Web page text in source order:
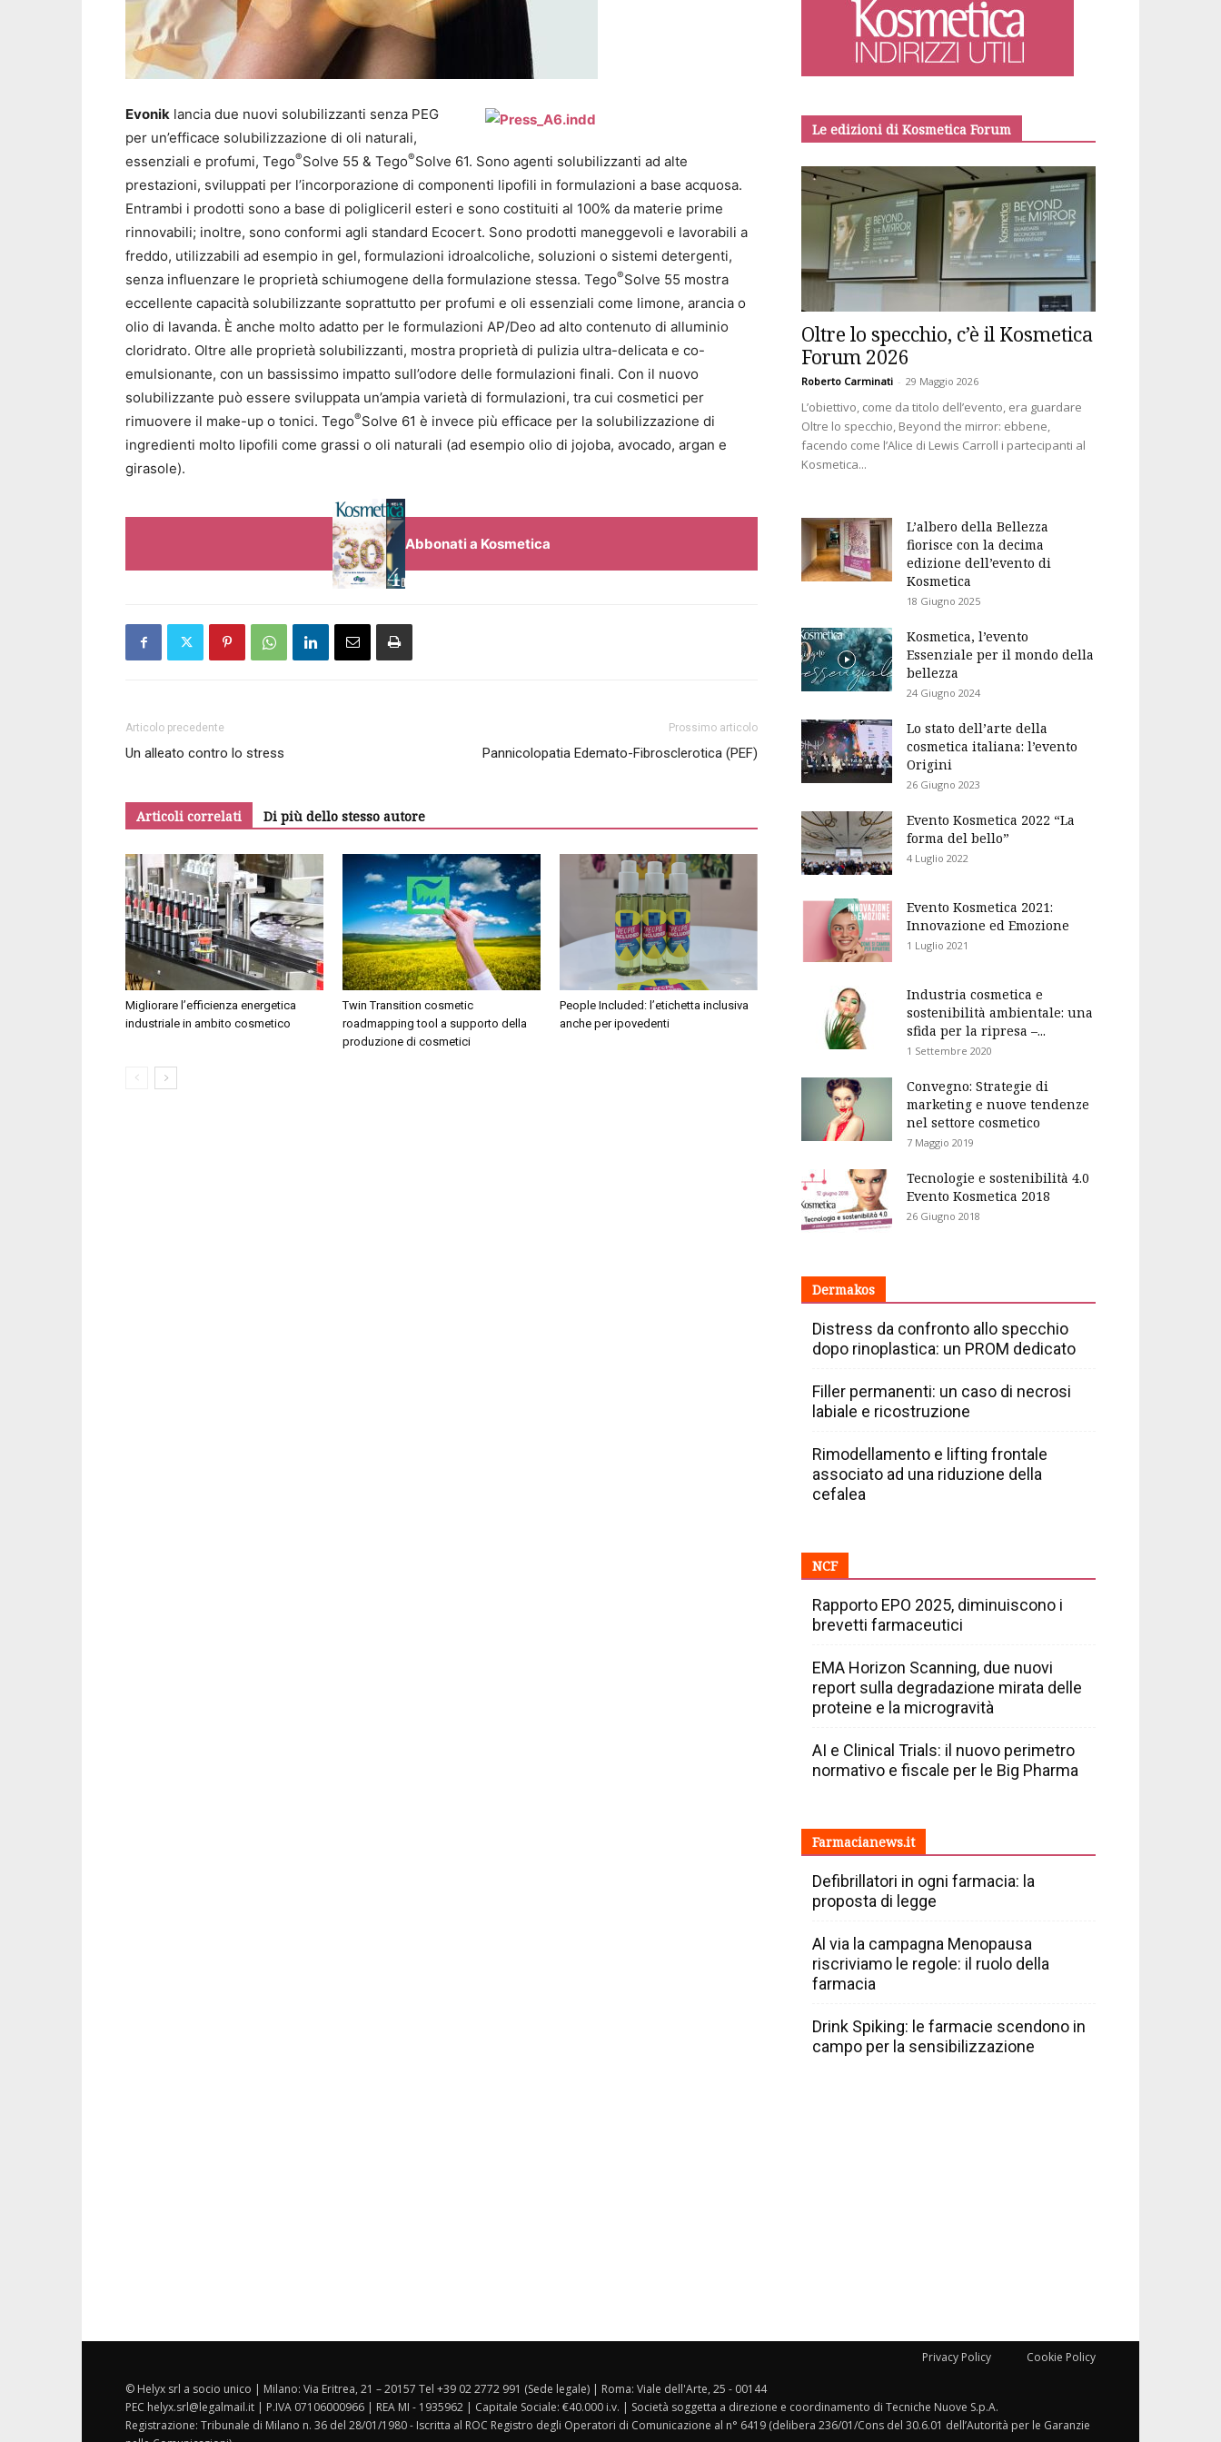
Evonik lancia due nuovi solubilizzanti senza PEG
per un’efficace solubilizzazione di oli naturali,
essenziali e profumi, Tego®Solve 55 & Tego®Solve 61. Sono agenti solubilizzanti ad alte
prestazioni, sviluppati per l’incorporazione di componenti lipofili in formulazioni a base acquosa.
Entrambi i prodotti sono a base di poligliceril esteri e sono costituiti al 100% da materie prime
rinnovabili; inoltre, sono conformi agli standard Ecocert. Sono prodotti maneggevoli e lavorabili a
freddo, utilizzabili ad esempio in gel, formulazioni idroalcoliche, soluzioni o sistemi detergenti,
senza influenzare le proprietà schiumogene della formulazione stessa. Tego®Solve 55 mostra
eccellente capacità solubilizzante soprattutto per profumi e oli essenziali come limone, arancia o
olio di lavanda. È anche molto adatto per le formulazioni AP/Deo ad alto contenuto di alluminio
cloridrato. Oltre alle proprietà solubilizzanti, mostra proprietà di pulizia ultra-delicata e co-
emulsionante, con un bassissimo impatto sull’odore delle formulazioni finali. Con il nuovo
solubilizzante può essere sviluppata un’ampia varietà di formulazioni, tra cui cosmetici per
rimuovere il make-up o tonici. Tego®Solve 61 è invece più efficace per la solubilizzazione di
ingredienti molto lipofili come grassi o oli naturali (ad esempio olio di jojoba, avocado, argan e
girasole).
Abbonati a Kosmetica
Articolo precedente
Un alleato contro lo stress
Prossimo articolo
Pannicolopatia Edemato-Fibrosclerotica (PEF)
Articoli correlati Di più dello stesso autore
Migliorare l’efficienza energetica
industriale in ambito cosmetico
Twin Transition cosmetic
roadmapping tool a supporto della
produzione di cosmetici
People Included: l’etichetta inclusiva
anche per ipovedenti
Le edizioni di Kosmetica Forum
Oltre lo specchio, c’è il Kosmetica
Forum 2026
Roberto Carminati - 29 Maggio 2026
L’obiettivo, come da titolo dell’evento, era guardare
Oltre lo specchio, Beyond the mirror: ebbene,
facendo come l’Alice di Lewis Carroll i partecipanti al
Kosmetica...
L’albero della Bellezza
fiorisce con la decima
edizione dell’evento di
Kosmetica
18 Giugno 2025
Kosmetica, l’evento
Essenziale per il mondo della
bellezza
24 Giugno 2024
Lo stato dell’arte della
cosmetica italiana: l’evento
Origini
26 Giugno 2023
Evento Kosmetica 2022 “La
forma del bello”
4 Luglio 2022
Evento Kosmetica 2021:
Innovazione ed Emozione
1 Luglio 2021
Industria cosmetica e
sostenibilità ambientale: una
sfida per la ripresa –...
1 Settembre 2020
Convegno: Strategie di
marketing e nuove tendenze
nel settore cosmetico
7 Maggio 2019
Tecnologie e sostenibilità 4.0
Evento Kosmetica 2018
26 Giugno 2018
Dermakos
Distress da confronto allo specchio
dopo rinoplastica: un PROM dedicato
Filler permanenti: un caso di necrosi
labiale e ricostruzione
Rimodellamento e lifting frontale
associato ad una riduzione della
cefalea
NCF
Rapporto EPO 2025, diminuiscono i
brevetti farmaceutici
EMA Horizon Scanning, due nuovi
report sulla degradazione mirata delle
proteine e la microgravità
AI e Clinical Trials: il nuovo perimetro
normativo e fiscale per le Big Pharma
Farmacianews.it
Defibrillatori in ogni farmacia: la
proposta di legge
Al via la campagna Menopausa
riscriviamo le regole: il ruolo della
farmacia
Drink Spiking: le farmacie scendono in
campo per la sensibilizzazione
Privacy Policy Cookie Policy
© Helyx srl a socio unico | Milano: Via Eritrea, 21 – 20157 Tel +39 02 2772 991 (Sede legale) | Roma: Viale dell'Arte, 25 - 00144
PEC helyx.srl@legalmail.it | P.IVA 07106000966 | REA MI - 1935962 | Capitale Sociale: €40.000 i.v. | Società soggetta a direzione e coordinamento di Tecniche Nuove S.p.A.
Registrazione: Tribunale di Milano n. 36 del 28/01/1980 - Iscritta al ROC Registro degli Operatori di Comunicazione al n° 6419 (delibera 236/01/Cons del 30.6.01 dell’Autorità per le Garanzie